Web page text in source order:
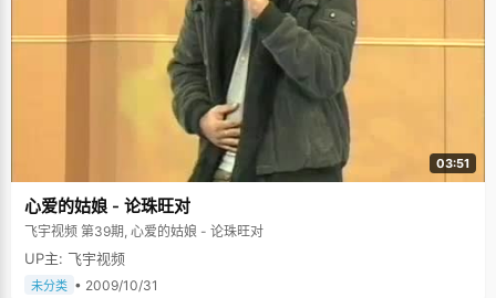
03:51
心爱的姑娘 - 论珠旺对
飞宇视频 第39期, 心爱的姑娘 - 论珠旺对
UP主: 飞宇视频
未分类 • 2009/10/31